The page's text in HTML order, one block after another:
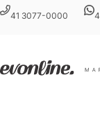
41 3077-0000